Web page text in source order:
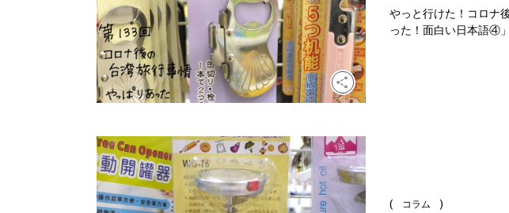
やっと行けた！コロナ
った！面白い日本語④
( コラム )